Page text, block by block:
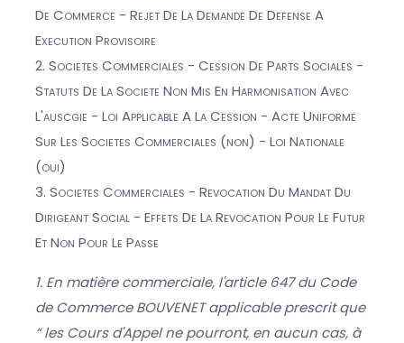
De Commerce - Rejet De La Demande De Defense A
Execution Provisoire
2. Societes Commerciales - Cession De Parts Sociales -
Statuts De La Societe Non Mis En Harmonisation Avec
L'auscgie - Loi Applicable A La Cession - Acte Uniforme
Sur Les Societes Commerciales (non) - Loi Nationale
(oui)
3. Societes Commerciales - Revocation Du Mandat Du
Dirigeant Social - Effets De La Revocation Pour Le Futur
Et Non Pour Le Passe
1. En matière commerciale, l'article 647 du Code
de Commerce BOUVENET applicable prescrit que
“ les Cours d'Appel ne pourront, en aucun cas, à